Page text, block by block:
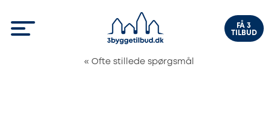
FÅ 3
TILBUD
«Ofte stillede spørgsmål